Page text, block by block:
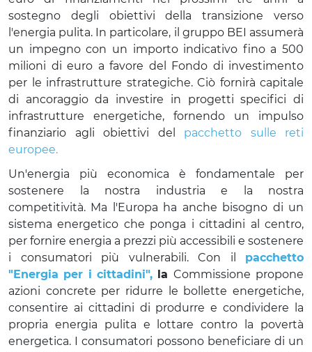
sostegno degli obiettivi della transizione verso
l'energia pulita. In particolare, il gruppo BEI assumerà
un impegno con un importo indicativo fino a 500
milioni di euro a favore del Fondo di investimento
per le infrastrutture strategiche. Ciò fornirà capitale
di ancoraggio da investire in progetti specifici di
infrastrutture energetiche, fornendo un impulso
finanziario agli obiettivi del pacchetto sulle reti
europee.
Un'energia più economica è fondamentale per
sostenere la nostra industria e la nostra
competitività. Ma l'Europa ha anche bisogno di un
sistema energetico che ponga i cittadini al centro,
per fornire energia a prezzi più accessibili e sostenere
i consumatori più vulnerabili. Con il pacchetto
"Energia per i cittadini", la Commissione propone
azioni concrete per ridurre le bollette energetiche,
consentire ai cittadini di produrre e condividere la
propria energia pulita e lottare contro la povertà
energetica. I consumatori possono beneficiare di un